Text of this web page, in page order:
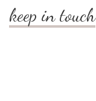
keep in touch